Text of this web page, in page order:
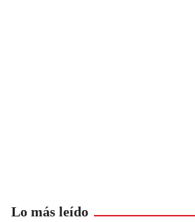
Lo más leído